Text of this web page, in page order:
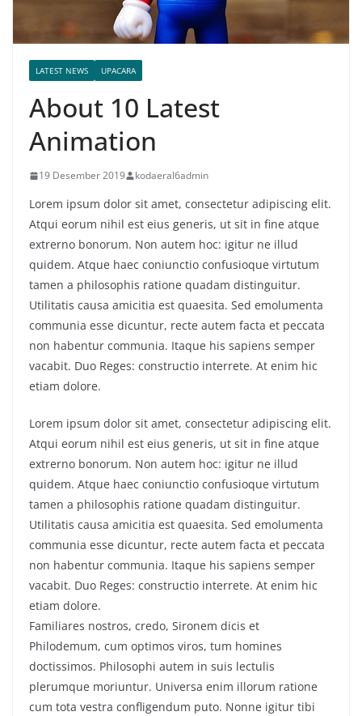
LATEST NEWS UPACARA
About 10 Latest
Animation
19 Desember 2019 kodaeral6admin
Lorem ipsum dolor sit amet, consectetur adipiscing elit.
Atqui eorum nihil est eius generis, ut sit in fine atque
extrerno bonorum. Non autem hoc: igitur ne illud
quidem. Atque haec coniunctio confusioque virtutum
tamen a philosophis ratione quadam distinguitur.
Utilitatis causa amicitia est quaesita. Sed emolumenta
communia esse dicuntur, recte autem facta et peccata
non habentur communia. Itaque his sapiens semper
vacabit. Duo Reges: constructio interrete. At enim hic
etiam dolore.
Lorem ipsum dolor sit amet, consectetur adipiscing elit.
Atqui eorum nihil est eius generis, ut sit in fine atque
extrerno bonorum. Non autem hoc: igitur ne illud
quidem. Atque haec coniunctio confusioque virtutum
tamen a philosophis ratione quadam distinguitur.
Utilitatis causa amicitia est quaesita. Sed emolumenta
communia esse dicuntur, recte autem facta et peccata
non habentur communia. Itaque his sapiens semper
vacabit. Duo Reges: constructio interrete. At enim hic
etiam dolore.
Familiares nostros, credo, Sironem dicis et
Philodemum, cum optimos viros, tum homines
doctissimos. Philosophi autem in suis lectulis
plerumque moriuntur. Universa enim illorum ratione
cum tota vestra confligendum puto. Nonne igitur tibi